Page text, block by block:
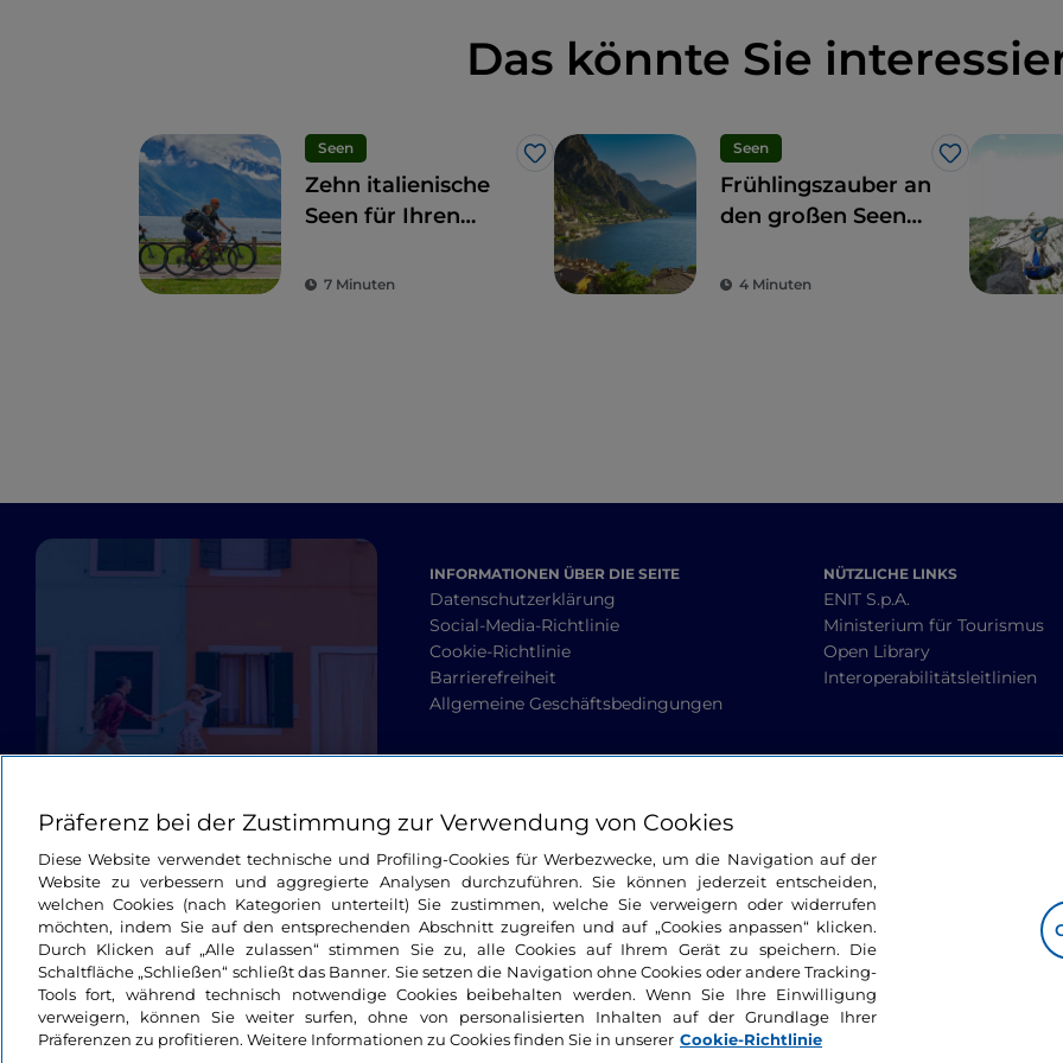
Das könnte Sie
Seen
Like
Zehn italienische
Seen für Ihren
7 Minuten
Seen
Like
Frühlingszauber an
den großen Seen
4 Minuten
INFORMATIONEN ÜBER DIE SEITE
Datenschutzerklärung
Social-Media-Richtlinie
Cookie-Richtlinie
Barrierefreiheit
Allgemeine Geschäftsbedingungen
NÜTZLICHE LINKS
ENIT S.p.A.
Ministerium für Tourismus
Open Library
Interoperabilitätsleitlinien
Präferenz bei der Zustimmung zur Verwendung von Cookies
Diese Website verwendet technische und Profiling-Cookies für Werbezwecke, um die Navigation auf der
Website zu verbessern und aggregierte Analysen durchzuführen. Sie können jederzeit entscheiden,
welchen Cookies (nach Kategorien unterteilt) Sie zustimmen, welche Sie verweigern oder widerrufen
möchten, indem Sie auf den entsprechenden Abschnitt zugreifen und auf „Cookies anpassen“ klicken.
Durch Klicken auf „Alle zulassen“ stimmen Sie zu, alle Cookies auf Ihrem Gerät zu speichern. Die
Schaltfläche „Schließen“ schließt das Banner. Sie setzen die Navigation ohne Cookies oder andere Tracking-
Tools fort, während technisch notwendige Cookies beibehalten werden. Wenn Sie Ihre Einwilligung
verweigern, können Sie weiter surfen, ohne von personalisierten Inhalten auf der Grundlage Ihrer
Präferenzen zu profitieren. Weitere Informationen zu Cookies finden Sie in unserer Cookie-Richtlinie